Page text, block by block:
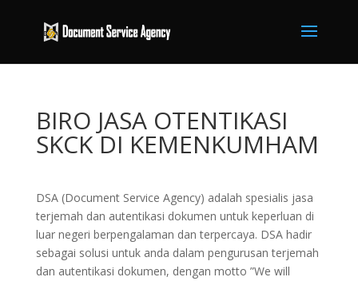
BIRO JASA OTENTIKASI
SKCK DI KEMENKUMHAM
DSA (Document Service Agency) adalah spesialis jasa
terjemah dan autentikasi dokumen untuk keperluan di
luar negeri berpengalaman dan terpercaya. DSA hadir
sebagai solusi untuk anda dalam pengurusan terjemah
dan autentikasi dokumen, dengan motto ”We will